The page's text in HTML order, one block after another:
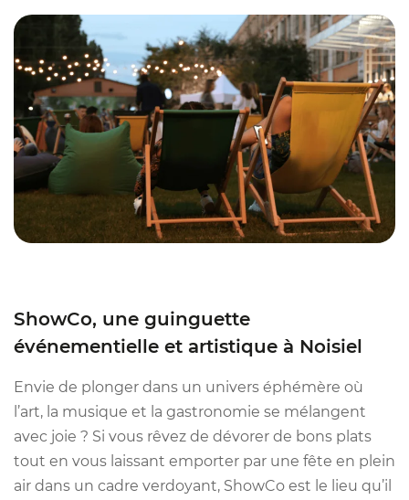
ShowCo, une guinguette
événementielle et artistique à Noisiel
Envie de plonger dans un univers éphémère où
l’art, la musique et la gastronomie se mélangent
avec joie ? Si vous rêvez de dévorer de bons plats
tout en vous laissant emporter par une fête en plein
air dans un cadre verdoyant, ShowCo est le lieu qu’il